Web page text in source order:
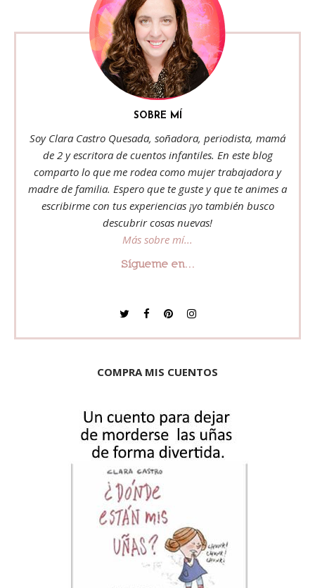
SOBRE MÍ
Soy Clara Castro Quesada, soñadora, periodista, mamá
de 2 y escritora de cuentos infantiles. En este blog
comparto lo que me rodea como mujer trabajadora y
madre de familia. Espero que te guste y que te animes a
escribirme con tus experiencias ¡yo también busco
descubrir cosas nuevas!
Más sobre mí...
Sígueme en...
COMPRA MIS CUENTOS